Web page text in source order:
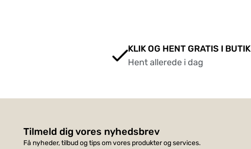
KLIK OG HENT GRATIS I BUTIK
Hent allerede i dag
Tilmeld dig vores nyhedsbrev
Få nyheder, tilbud og tips om vores produkter og services.